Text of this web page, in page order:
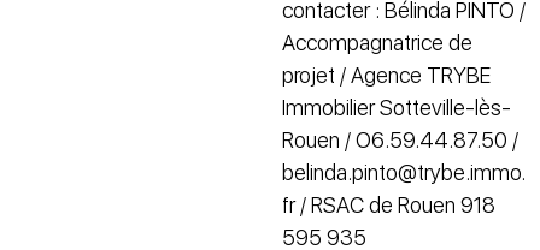
contacter : Bélinda PINTO /
Accompagnatrice de
projet / Agence TRYBE
Immobilier Sotteville-lès-
Rouen / O6.59.44.87.50 /
belinda.pinto@trybe.immo.
fr / RSAC de Rouen 918
595 935